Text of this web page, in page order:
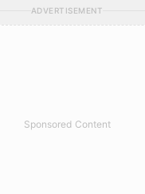
ADVERTISEMENT
Sponsored Content